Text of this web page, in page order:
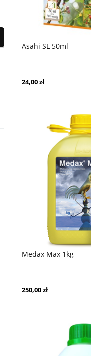
Yara Mila Power NPK
Asahi SL 50ml
24,00 zł
Medax Max 1kg
250,00 zł